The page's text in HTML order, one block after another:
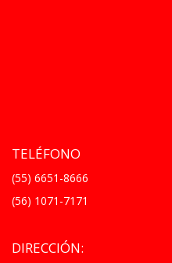
TELÉFONO
(55) 6651-8666
(56) 1071-7171
DIRECCIÓN: